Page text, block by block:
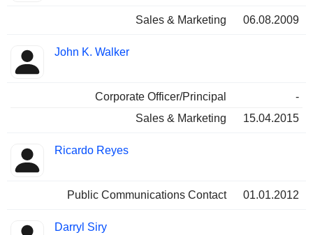
Sales & Marketing 06.08.2009
John K. Walker
Corporate Officer/Principal
-
Sales & Marketing
15.04.2015
Ricardo Reyes
Public Communications Contact 01.01.2012
Darryl Siry